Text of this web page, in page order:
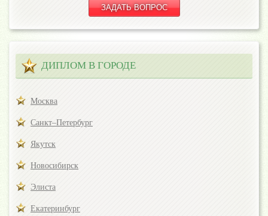
ДИПЛОМ В ГОРОДЕ
Москва
Санкт–Петербург
Якутск
Новосибирск
Элиста
Екатеринбург